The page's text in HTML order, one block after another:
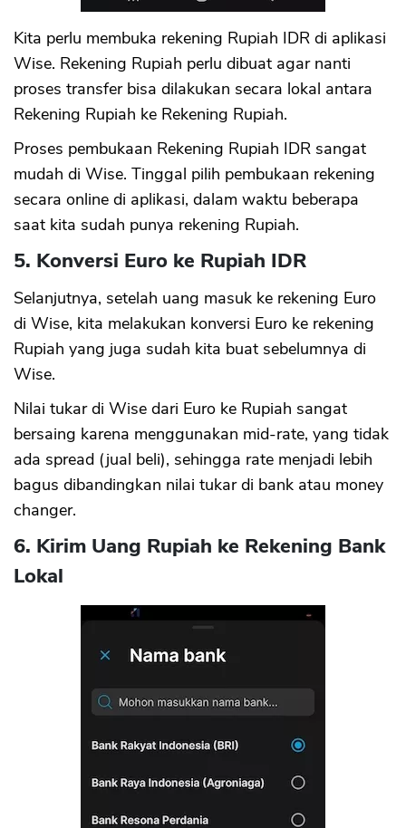
Kita perlu membuka rekening Rupiah IDR di aplikasi
Wise. Rekening Rupiah perlu dibuat agar nanti
proses transfer bisa dilakukan secara lokal antara
Rekening Rupiah ke Rekening Rupiah.
Proses pembukaan Rekening Rupiah IDR sangat
mudah di Wise. Tinggal pilih pembukaan rekening
secara online di aplikasi, dalam waktu beberapa
saat kita sudah punya rekening Rupiah.
5. Konversi Euro ke Rupiah IDR
Selanjutnya, setelah uang masuk ke rekening Euro
di Wise, kita melakukan konversi Euro ke rekening
Rupiah yang juga sudah kita buat sebelumnya di
Wise.
Nilai tukar di Wise dari Euro ke Rupiah sangat
bersaing karena menggunakan mid-rate, yang tidak
ada spread (jual beli), sehingga rate menjadi lebih
bagus dibandingkan nilai tukar di bank atau money
changer.
6. Kirim Uang Rupiah ke Rekening Bank
Lokal